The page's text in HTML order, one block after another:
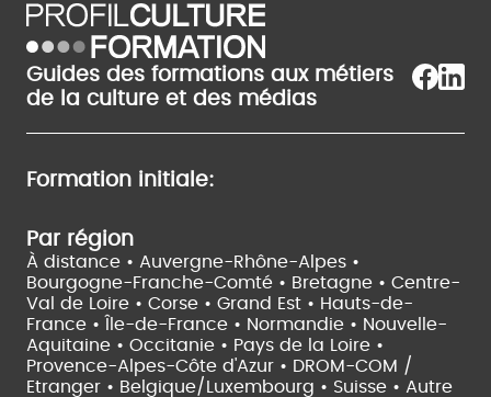
Guides des formations aux métiers
de la culture et des médias
Formation initiale:
Par région
À distance • Auvergne-Rhône-Alpes •
Bourgogne-Franche-Comté • Bretagne • Centre-
Val de Loire • Corse • Grand Est • Hauts-de-
France •
Île-de-France • Normandie • Nouvelle-
Aquitaine • Occitanie • Pays de la Loire •
Provence-Alpes-Côte d'Azur • DROM-COM /
Etranger • Belgique/Luxembourg • Suisse • Autre